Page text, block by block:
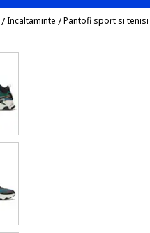
/Incaltaminte /Pantofi sport si tenisi